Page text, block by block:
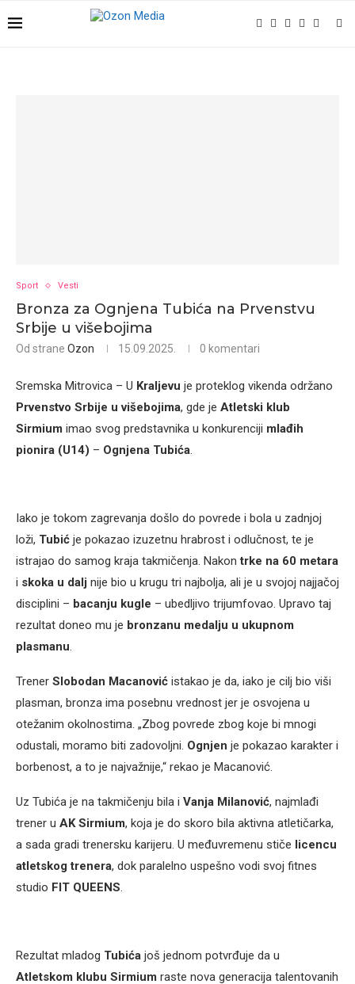
Sport Vesti
Bronza za Ognjena Tubića na Prvenstvu
Srbije u višebojima
Od strane Ozon 15.09.2025. 0 komentari
Sremska Mitrovica – U Kraljevu je proteklog vikenda održano
Prvenstvo Srbije u višebojima, gde je Atletski klub
Sirmium imao svog predstavnika u konkurenciji mlađih
pionira (U14) – Ognjena Tubića.
Iako je tokom zagrevanja došlo do povrede i bola u zadnjoj
loži, Tubić je pokazao izuzetnu hrabrost i odlučnost, te je
istrajao do samog kraja takmičenja. Nakontrke na 60 metara
i skoka u dalj nije bio u krugu tri najbolja, ali je u svojoj najjačoj
disciplini – bacanju kugle – ubedljivo trijumfovao. Upravo taj
rezultat doneo mu je bronzanu medalju u ukupnom
plasmanu.
Trener Slobodan Macanović istakao je da, iako je cilj bio viši
plasman, bronza ima posebnu vrednost jer je osvojena u
otežanim okolnostima. „Zbog povrede zbog koje bi mnogi
odustali, moramo biti zadovoljni. Ognjen je pokazao karakter i
borbenost, a to je najvažnije,“ rekao je Macanović.
Uz Tubića je na takmičenju bila i Vanja Milanović, najmlađi
trener u AK Sirmium, koja je do skoro bila aktivna atletičarka,
a sada gradi trenersku karijeru. U međuvremenu stiče licencu
atletskog trenera, dok paralelno uspešno vodi svoj fitnes
studio FIT QUEENS.
Rezultat mladog Tubića još jednom potvrđuje da u
Atletskom klubu Sirmium raste nova generacija talentovanih